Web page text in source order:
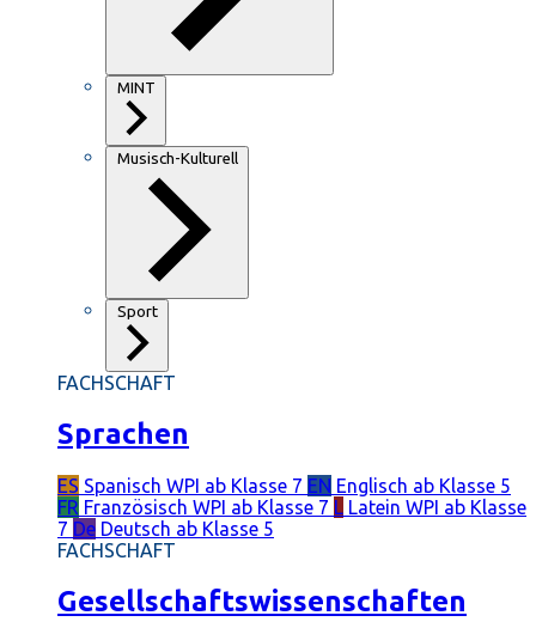
MINT
Musisch-Kulturell
Sport
FACHSCHAFT
Sprachen
ES Spanisch WPI ab Klasse 7 EN Englisch ab Klasse 5
FR Französisch WPI ab Klasse 7 L Latein WPI ab Klasse
7 De Deutsch ab Klasse 5
FACHSCHAFT
Gesellschaftswissenschaften